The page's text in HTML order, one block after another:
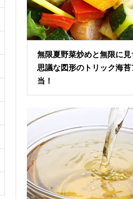
無限夏野菜炒めと無限に
思議な図形のトリック海
当！